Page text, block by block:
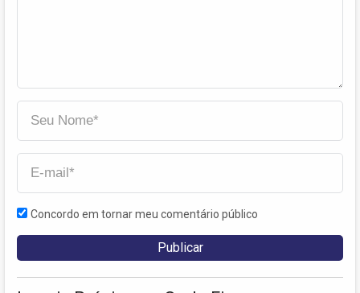
Concordo em tornar meu comentário público